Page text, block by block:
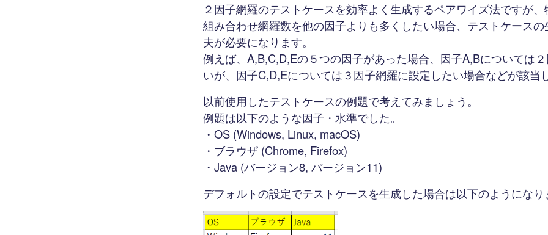
２因子網羅のテストケースを効率よく生成するペアワイズ法ですが
組み合わせ網羅数を他の因子よりも多くしたい場合、テストケース
夫が必要になります。
例えば、A,B,C,D,Eの５つの因子があった場合、因子A,Bについては
いが、因子C,D,Eについては３因子網羅に設定したい場合などが該当
以前使用したテストケースの例題で考えてみましょう。
例題は以下のような因子・水準でした。
・OS (Windows, Linux, macOS)
・ブラウザ (Chrome, Firefox)
・Java (バージョン8, バージョン11)
デフォルトの設定でテストケースを生成した場合は以下のようになり